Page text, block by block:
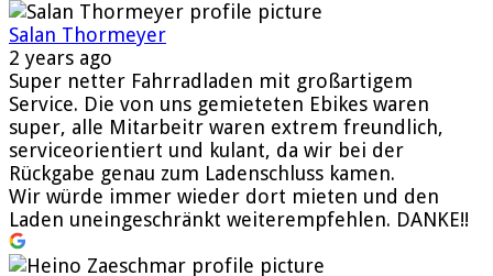
Salan Thormeyer
2 years ago
Super netter Fahrradladen mit großartigem
Service. Die von uns gemieteten Ebikes waren
super, alle Mitarbeitr waren extrem freundlich,
serviceorientiert und kulant, da wir bei der
Rückgabe genau zum Ladenschluss kamen.
Wir würde immer wieder dort mieten und den
Laden uneingeschränkt weiterempfehlen. DANKE!!